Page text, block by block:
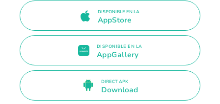
DISPONIBLE EN LA
AppStore
DISPONIBLE EN LA
AppGallery
DIRECT APK
Download